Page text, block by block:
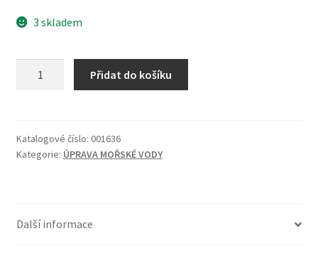
3 skladem
A
Calcium
Přidat do košíku
Katalogové číslo: 001636
Kategorie: ÚPRAVA MOŘSKÉ VODY
Další informace